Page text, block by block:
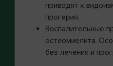
приводят к
прогерия.
Воспалительные
остеомиелита.
без лечения и